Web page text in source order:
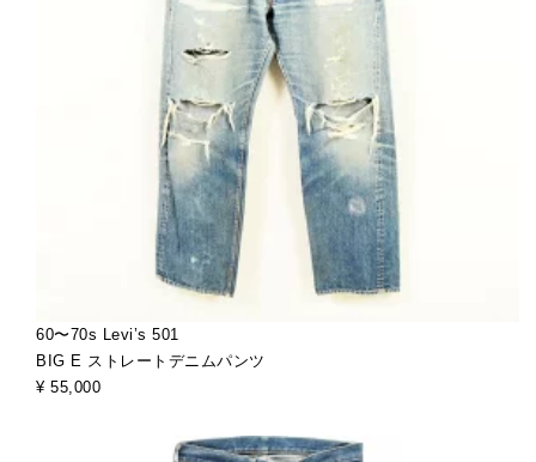
60〜70s Levi’s 501
BIG E ストレートデニムパンツ
¥ 55,000